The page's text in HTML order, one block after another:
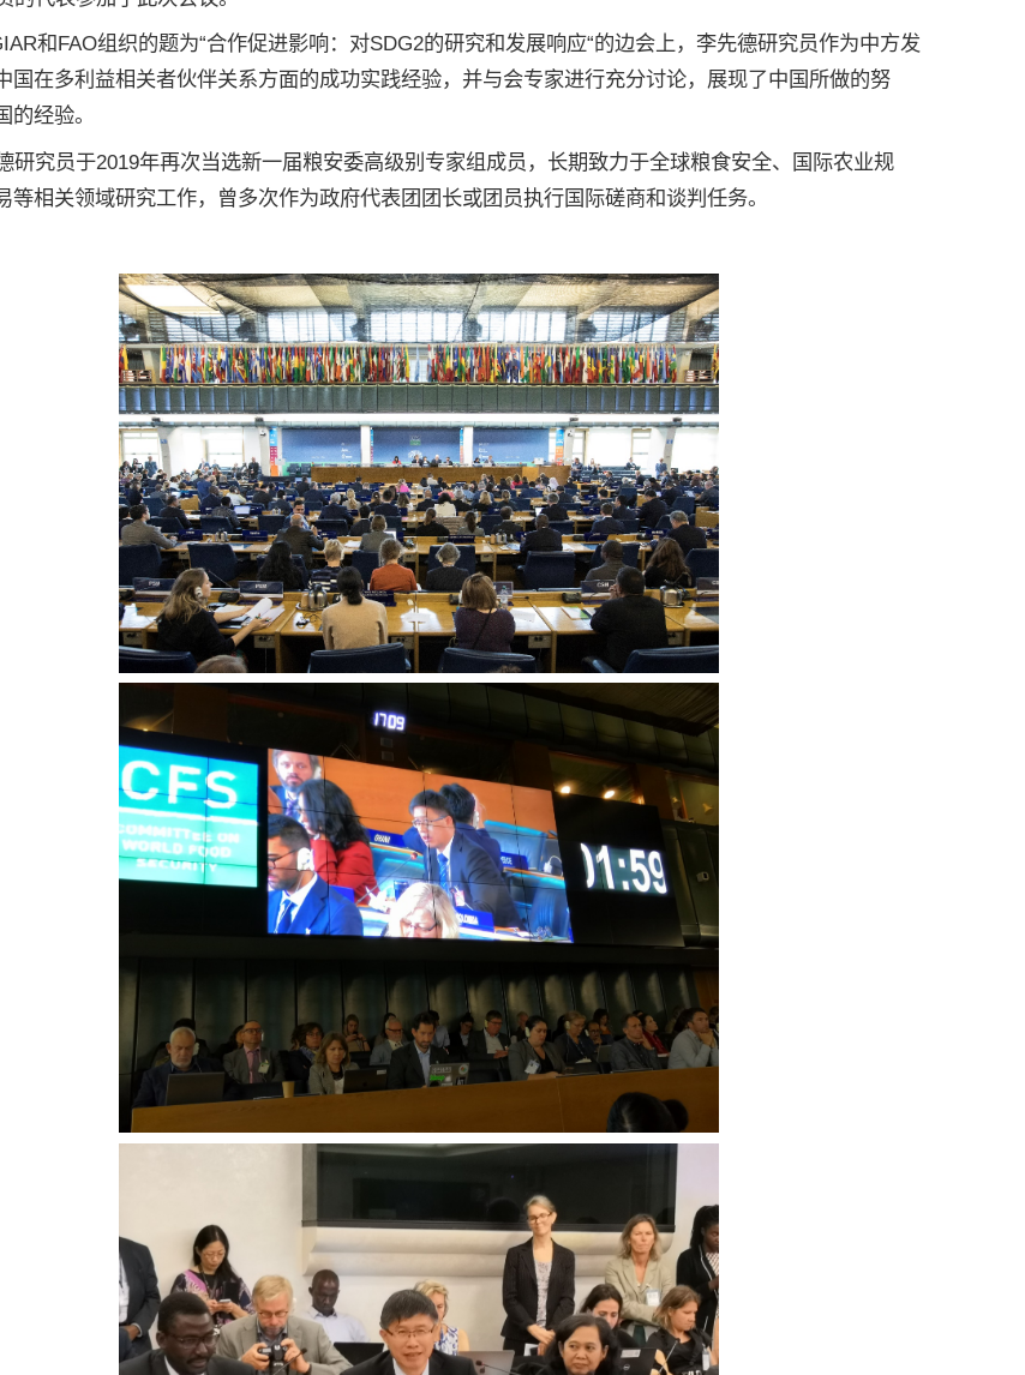
和FAO组织的题为“合作促进影响：对SDG2的研究和发展响应“的边会上，李先德研究员作为中方发
国在多利益相关者伙伴关系方面的成功实践经验，并与会专家进行充分讨论，展现了中国所做的努
的经验。
究员于2019年再次当选新一届粮安委高级别专家组成员，长期致力于全球粮食安全、国际农业规
等相关领域研究工作，曾多次作为政府代表团团长或团员执行国际磋商和谈判任务。